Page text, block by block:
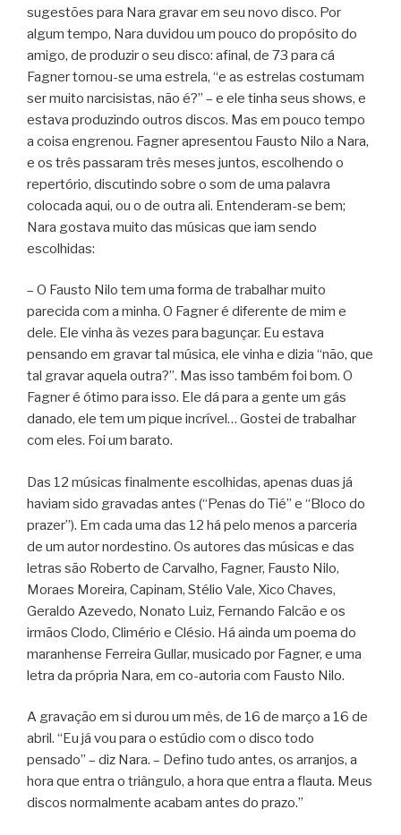
sugestões para Nara gravar em seu novo disco. Por
algum tempo, Nara duvidou um pouco do propósito do
amigo, de produzir o seu disco: afinal, de 73 para cá
Fagner tornou-se uma estrela, “e as estrelas costumam
ser muito narcisistas, não é?” – e ele tinha seus shows, e
estava produzindo outros discos. Mas em pouco tempo
a coisa engrenou. Fagner apresentou Fausto Nilo a Nara,
e os três passaram três meses juntos, escolhendo o
repertório, discutindo sobre o som de uma palavra
colocada aqui, ou o de outra ali. Entenderam-se bem;
Nara gostava muito das músicas que iam sendo
escolhidas:
– O Fausto Nilo tem uma forma de trabalhar muito
parecida com a minha. O Fagner é diferente de mim e
dele. Ele vinha às vezes para bagunçar. Eu estava
pensando em gravar tal música, ele vinha e dizia “não, que
tal gravar aquela outra?”. Mas isso também foi bom. O
Fagner é ótimo para isso. Ele dá para a gente um gás
danado, ele tem um pique incrível… Gostei de trabalhar
com eles. Foi um barato.
Das 12 músicas finalmente escolhidas, apenas duas já
haviam sido gravadas antes (“Penas do Tié” e “Bloco do
prazer”). Em cada uma das 12 há pelo menos a parceria
de um autor nordestino. Os autores das músicas e das
letras são Roberto de Carvalho, Fagner, Fausto Nilo,
Moraes Moreira, Capinam, Stélio Vale, Xico Chaves,
Geraldo Azevedo, Nonato Luiz, Fernando Falcão e os
irmãos Clodo, Climério e Clésio. Há ainda um poema do
maranhense Ferreira Gullar, musicado por Fagner, e uma
letra da própria Nara, em co-autoria com Fausto Nilo.
A gravação em si durou um mês, de 16 de março a 16 de
abril. “Eu já vou para o estúdio com o disco todo
pensado” – diz Nara. – Defino tudo antes, os arranjos, a
hora que entra o triângulo, a hora que entra a flauta. Meus
discos normalmente acabam antes do prazo.”